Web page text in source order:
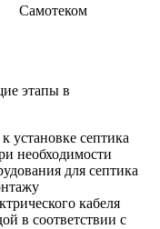
Самотеком
этапы в
установке септика
необходимости
для септика
кабеля
в соответствии с